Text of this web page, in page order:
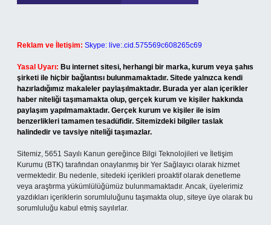
Reklam ve İletişim: Skype: live:.cid.575569c608265c69
Yasal Uyarı: Bu internet sitesi, herhangi bir marka, kurum veya şahıs
şirketi ile hiçbir bağlantısı bulunmamaktadır. Sitede yalnızca kendi
hazırladığımız makaleler paylaşılmaktadır. Burada yer alan içerikler
haber niteliği taşımamakta olup, gerçek kurum ve kişiler hakkında
paylaşım yapılmamaktadır. Gerçek kurum ve kişiler ile isim
benzerlikleri tamamen tesadüfidir. Sitemizdeki bilgiler taslak
halindedir ve tavsiye niteliği taşımazlar.
Sitemiz, 5651 Sayılı Kanun gereğince Bilgi Teknolojileri ve İletişim
Kurumu (BTK) tarafından onaylanmış bir Yer Sağlayıcı olarak hizmet
vermektedir. Bu nedenle, sitedeki içerikleri proaktif olarak denetleme
veya araştırma yükümlülüğümüz bulunmamaktadır. Ancak, üyelerimiz
yazdıkları içeriklerin sorumluluğunu taşımakta olup, siteye üye olarak bu
sorumluluğu kabul etmiş sayılırlar.